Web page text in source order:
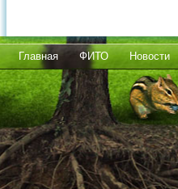
Главная ФИТО Новости